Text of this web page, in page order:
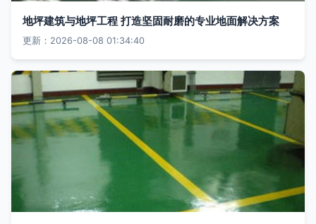
地坪建筑与地坪工程 打造坚固耐磨的专业地面解决方案
更新：2026-08-08 01:34:40